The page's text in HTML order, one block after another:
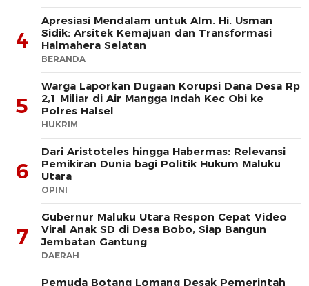
4
Apresiasi Mendalam untuk Alm. Hi. Usman
Sidik: Arsitek Kemajuan dan Transformasi
Halmahera Selatan
BERANDA
5
Warga Laporkan Dugaan Korupsi Dana Desa Rp
2,1 Miliar di Air Mangga Indah Kec Obi ke
Polres Halsel
HUKRIM
6
Dari Aristoteles hingga Habermas: Relevansi
Pemikiran Dunia bagi Politik Hukum Maluku
Utara
OPINI
7
Gubernur Maluku Utara Respon Cepat Video
Viral Anak SD di Desa Bobo, Siap Bangun
Jembatan Gantung
DAERAH
Pemuda Botang Lomang Desak Pemerintah